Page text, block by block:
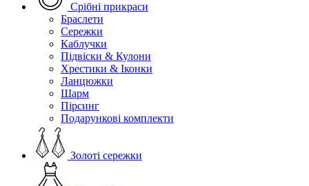
Срібні прикраси
Браслети
Сережки
Каблучки
Підвіски & Кулони
Хрестики & Іконки
Ланцюжки
Шарм
Пірсинг
Подарункові комплекти
Золоті сережки